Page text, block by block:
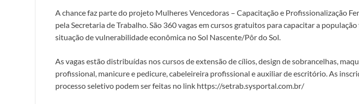
A chance faz parte do projeto Mulheres Vencedoras – Capacitação e Profissionalização
pela Secretaria de Trabalho. São 360 vagas em cursos gratuitos para capacitar a
situação de vulnerabilidade econômica no Sol Nascente/Pôr do Sol.
As vagas estão distribuídas nos cursos de extensão de cílios, design de sobrancelhas,
profissional, manicure e pedicure, cabeleireira profissional e auxiliar de escritório. As
processo seletivo podem ser feitas no link https://setrab.sysportal.com.br/